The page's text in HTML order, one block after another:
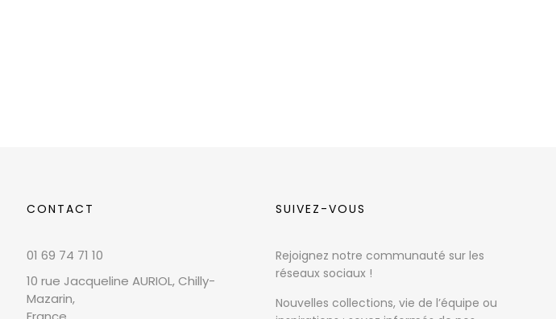
CONTACT
01 69 74 71 10
10 rue Jacqueline AURIOL, Chilly-
Mazarin,
SUIVEZ-VOUS
Rejoignez notre communauté sur les
réseaux sociaux !
Nouvelles collections, vie de l’équipe ou